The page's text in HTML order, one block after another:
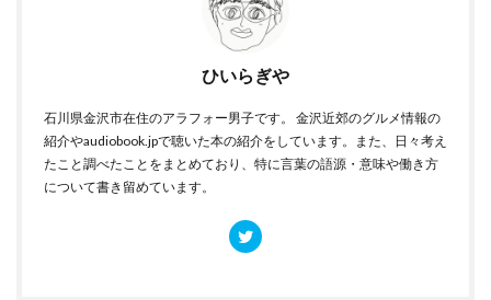
ひいらぎや
石川県金沢市在住のアラフォー男子です。 金沢近郊のグルメ情報の
紹介やaudiobook.jpで聴いた本の紹介をしています。また、日々考え
たこと調べたことをまとめており、特に言葉の語源・意味や働き方
について書き留めています。